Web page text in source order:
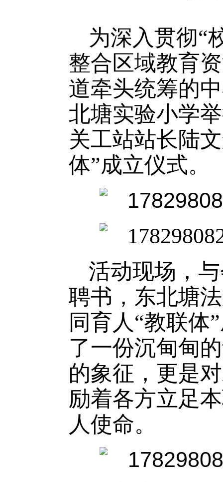
为深入贯彻“
整合区域教育
道牵头统筹的
北塘实验小学
关工站站长陆
体”成立仪式。
活动现场，
聘书，东北塘
同育人“教联体
了一份沉甸甸
的象征，更是
励着各方立足
人使命。